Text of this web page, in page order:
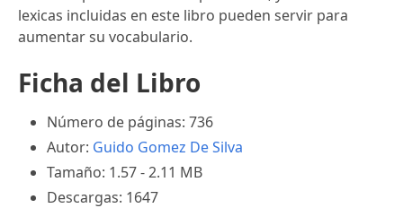
lexicas incluidas en este libro pueden servir para
aumentar su vocabulario.
Ficha del Libro
Número de páginas: 736
Autor: Guido Gomez De Silva
Tamaño: 1.57 - 2.11 MB
Descargas: 1647